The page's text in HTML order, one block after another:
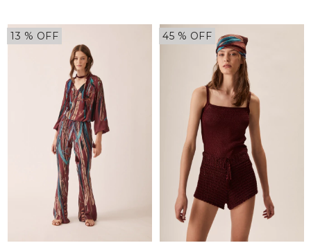
13 % OFF 45 % OFF